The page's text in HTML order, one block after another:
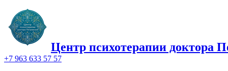
Центр психотерапии доктора
+7 963 633 57 57